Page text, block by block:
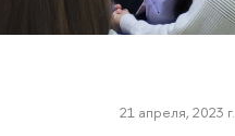
21 апреля, 2023 г.